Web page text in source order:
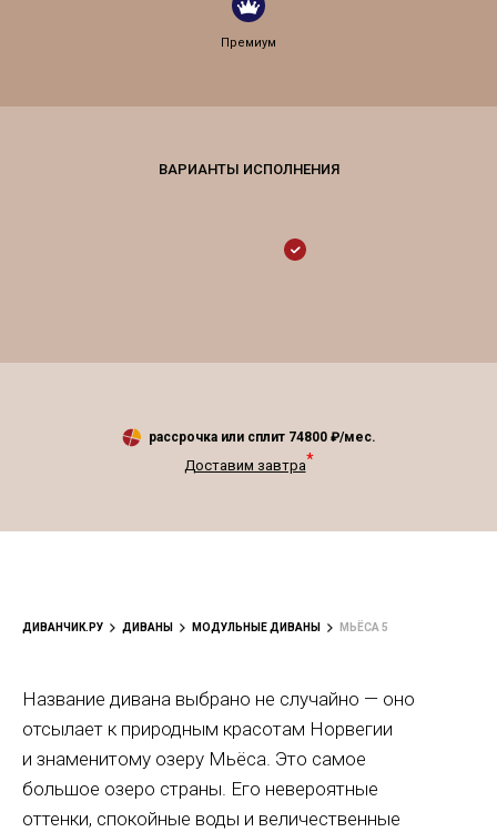
Премиум
рассрочка или сплит 74800 ₽/мес.
Доставим завтра*
ДИВАНЧИК.РУ ДИВАНЫ МОДУЛЬНЫЕ ДИВАНЫ МЬЁСА 5
Название дивана выбрано не случайно — оно
отсылает к природным красотам Норвегии
и знаменитому озеру Мьёса. Это самое
большое озеро страны. Его невероятные
оттенки, спокойные воды и величественные